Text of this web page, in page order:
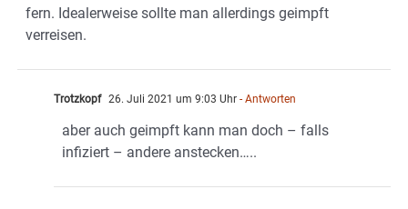
fern. Idealerweise sollte man allerdings geimpft
verreisen.
Trotzkopf 26. Juli 2021 um 9:03 Uhr - Antworten
aber auch geimpft kann man doch – falls
infiziert – andere anstecken…..